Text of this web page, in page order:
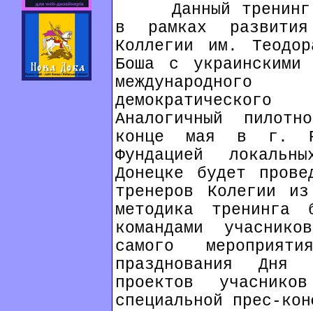
Данный тренинг
в рамках развития
Коллегии им.
Боша с украинскими
Аналогичный
конце мая в г.
Фундацией
Донецке будет
тренеров Колегии
методика тренинга
командами
самого
празднования Дня
проектов
специальной прес-